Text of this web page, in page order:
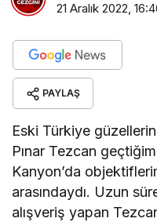
21 Aralık 2022,
PAYLAŞ
Eski Türkiye
Pınar Tezcan
Kanyon’da
arasındaydı. Uzun
alışveriş yapan